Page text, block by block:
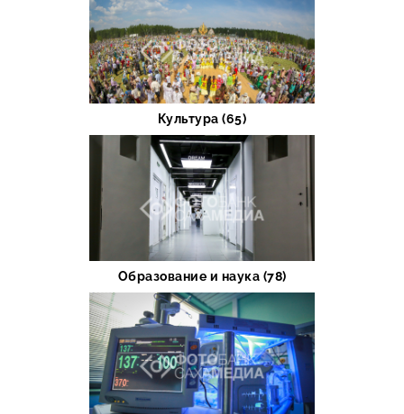
Культура (65)
Образование и наука (78)